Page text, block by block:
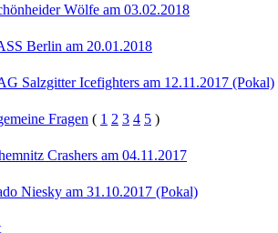
Wölfe am 03.02.2018
Berlin am 20.01.2018
Salzgitter Icefighters am 12.11.2017 (Pokal)
Fragen ( 1 2 3 4 5 )
Crashers am 04.11.2017
Niesky am 31.10.2017 (Pokal)